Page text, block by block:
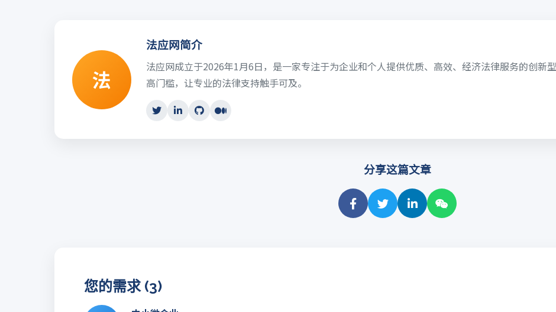
法
法应网简介
法应网成立于2026年1月6日，是一家专注于为企业和个人提供优质、高效、经济法律服务的创新
高门槛，让专业的法律支持触手可及。
分享这篇文章
您的需求 (3)